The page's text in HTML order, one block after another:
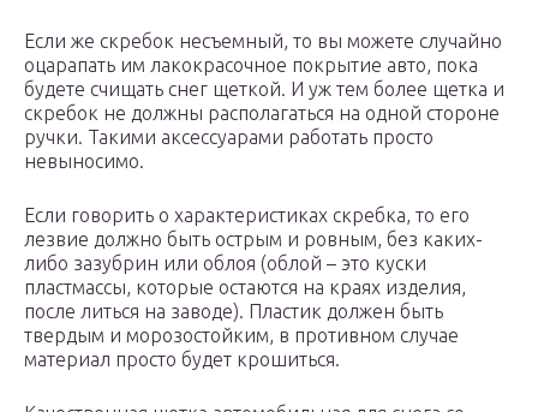
Если же скребок несъемный, то вы можете случайно
оцарапать им лакокрасочное покрытие авто, пока
будете счищать снег щеткой. И уж тем более щетка и
скребок не должны располагаться на одной стороне
ручки. Такими аксессуарами работать просто
невыносимо.
Если говорить о характеристиках скребка, то его
лезвие должно быть острым и ровным, без каких-
либо зазубрин или облоя (облой – это куски
пластмассы, которые остаются на краях изделия,
после литься на заводе). Пластик должен быть
твердым и морозостойким, в противном случае
материал просто будет крошиться.